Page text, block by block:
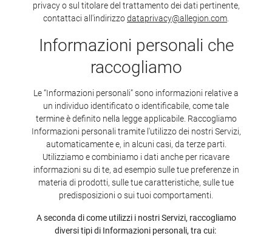
privacy o sul titolare del trattamento dei dati pertinente,
contattaci all'indirizzodataprivacy@allegion.com
Informazioni personali che
raccogliamo
Le “Informazioni personali” sono informazioni relative a
un individuo identificato o identificabile, come tale
termine è definito nella legge applicabile. Raccogliamo
Informazioni personali tramite l'utilizzo dei nostri Servizi,
automaticamente e, in alcuni casi, da terze parti.
Utilizziamo e combiniamo i dati anche per ricavare
informazioni su di te, ad esempio sulle tue preferenze in
materia di prodotti, sulle tue caratteristiche, sulle tue
predisposizioni o sui tuoi comportamenti.
A seconda di come utilizzi i nostri Servizi, raccogliamo
diversi tipi di Informazioni personali, tra cui: